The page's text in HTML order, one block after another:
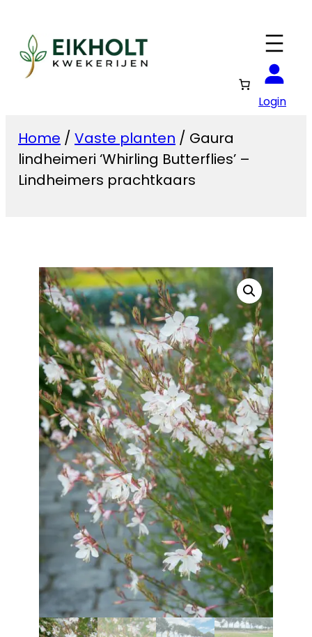
inhoud
Login
Home / Vaste planten / Gaura
lindheimeri ‘Whirling Butterflies’ –
Lindheimers prachtkaars